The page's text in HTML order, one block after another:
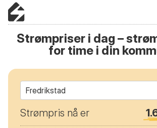
Strømpriser i dag –
for time i din
Fredrikstad
Strømpris nå er